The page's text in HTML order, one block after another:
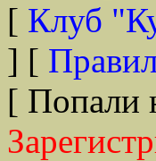
[ Клуб
] [
[ Попали